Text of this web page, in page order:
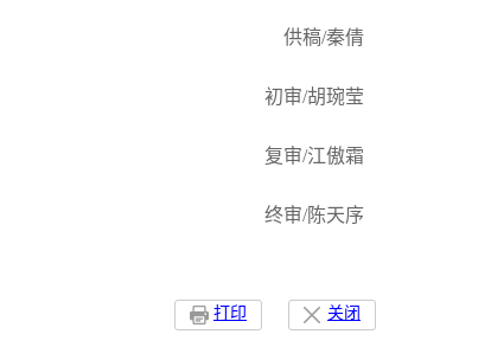
供稿/秦倩
初审/胡琬莹
复审/江傲霜
终审/陈天序
关闭
打印